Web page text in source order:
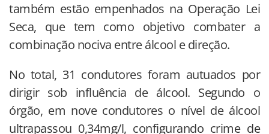
também estão empenhados na Operação Lei
Seca, que tem como objetivo combater a
combinação nociva entre álcool e direção.
No total, 31 condutores foram autuados por
dirigir sob influência de álcool. Segundo o
órgão, em nove condutores o nível de álcool
ultrapassou 0,34mg/l, configurando crime de